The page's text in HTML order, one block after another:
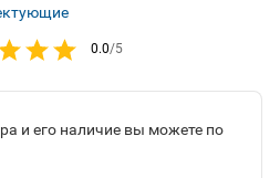
0.0/5
и его наличие вы можете по